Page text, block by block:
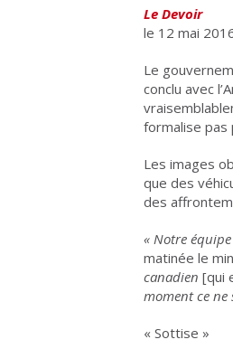
Le Devoir
le 12 mai
Le
conclu avec
formalise pas
Les images
que des
des
« Notre
matinée le
canadien [qui
moment ce ne
« Sottise »